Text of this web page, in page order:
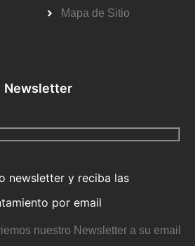
Mapa de Sitio
Newsletter
newsletter y reciba las
por email
nuestro Newsletter a su email